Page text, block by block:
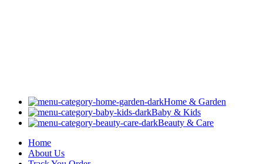
Home & Garden
Baby & Kids
Beauty & Care
Home
About Us